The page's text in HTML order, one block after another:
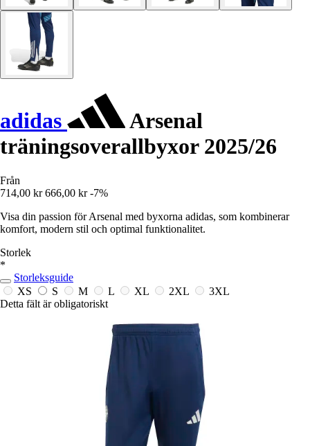
adidas
Arsenal
träningsoverallbyxor 2025/26
Från
714,00 kr 666,00 kr -7%
Visa din passion för Arsenal med byxorna adidas, som kombinerar
komfort, modern stil och optimal funktionalitet.
Storlek
*
Storleksguide
XS
S M L XL 2XL
3XL
Detta fält är obligatoriskt